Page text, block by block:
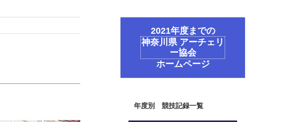
2021年度までの
神奈川県 アーチェリ
ー協会
ホームページ
年度別 競技記録一覧